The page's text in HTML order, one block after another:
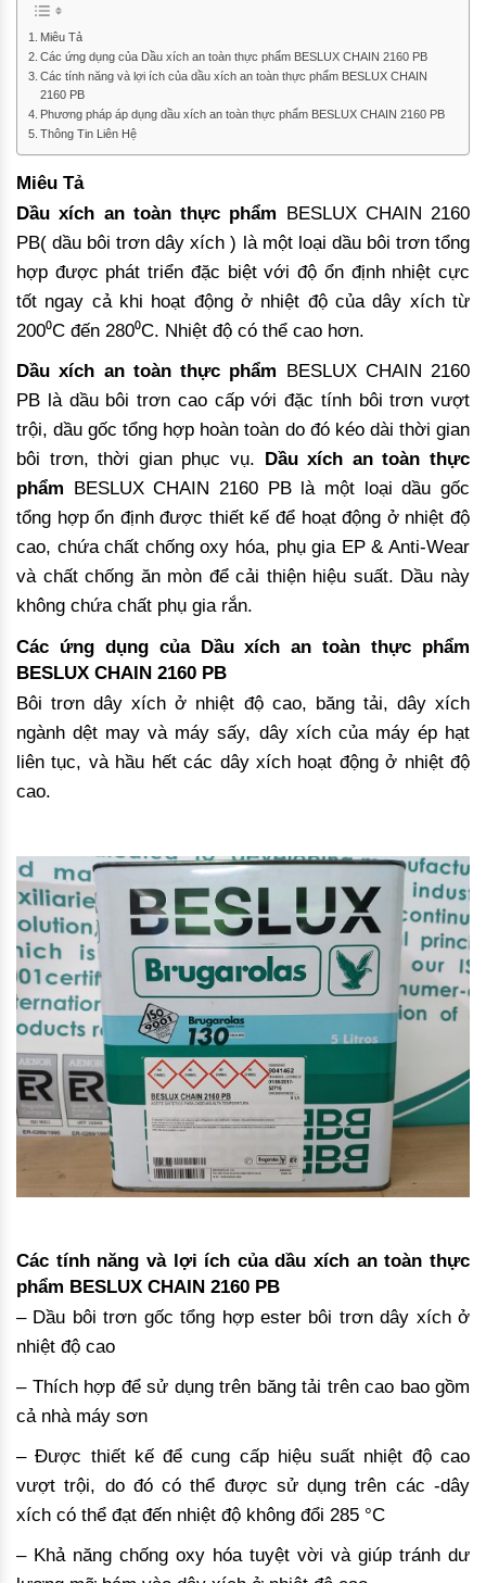
Miêu Tả
Các ứng dụng của Dầu xích an toàn thực phẩm BESLUX CHAIN 2160 PB
Các tính năng và lợi ích của dầu xích an toàn thực phẩm BESLUX CHAIN
2160 PB
Phương pháp áp dụng dầu xích an toàn thực phẩm BESLUX CHAIN 2160 PB
Thông Tin Liên Hệ
Miêu Tả
Dầu xích an toàn thực phẩm BESLUX CHAIN 2160
PB( dầu bôi trơn dây xích ) là một loại dầu bôi trơn tổng
hợp được phát triển đặc biệt với độ ổn định nhiệt cực
tốt ngay cả khi hoạt động ở nhiệt độ của dây xích từ
200⁰C đến 280⁰C. Nhiệt độ có thể cao hơn.
Dầu xích an toàn thực phẩm BESLUX CHAIN 2160
PB là dầu bôi trơn cao cấp với đặc tính bôi trơn vượt
trội, dầu gốc tổng hợp hoàn toàn do đó kéo dài thời gian
bôi trơn, thời gian phục vụ. Dầu xích an toàn thực
phẩm BESLUX CHAIN 2160 PB là một loại dầu gốc
tổng hợp ổn định được thiết kế để hoạt động ở nhiệt độ
cao, chứa chất chống oxy hóa, phụ gia EP & Anti-Wear
và chất chống ăn mòn để cải thiện hiệu suất. Dầu này
không chứa chất phụ gia rắn.
Các ứng dụng của Dầu xích an toàn thực phẩm
BESLUX CHAIN 2160 PB
Bôi trơn dây xích ở nhiệt độ cao, băng tải, dây xích
ngành dệt may và máy sấy, dây xích của máy ép hạt
liên tục, và hầu hết các dây xích hoạt động ở nhiệt độ
cao.
Các tính năng và lợi ích của dầu xích an toàn thực
phẩm BESLUX CHAIN 2160 PB
– Dầu bôi trơn gốc tổng hợp ester bôi trơn dây xích ở
nhiệt độ cao
– Thích hợp để sử dụng trên băng tải trên cao bao gồm
cả nhà máy sơn
– Được thiết kế để cung cấp hiệu suất nhiệt độ cao
vượt trội, do đó có thể được sử dụng trên các -dây
xích có thể đạt đến nhiệt độ không đổi 285 °C
– Khả năng chống oxy hóa tuyệt vời và giúp tránh dư